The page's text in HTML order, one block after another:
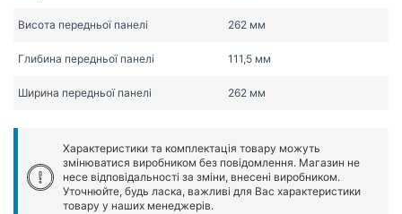
Висота передньої панелі 262 мм
Глибина передньої панелі 111,5 мм
Ширина передньої панелі 262 мм
Характеристики та комплектація товару можуть
змінюватися виробником без повідомлення. Магазин не
несе відповідальності за зміни, внесені виробником.
Уточнюйте, будь ласка, важливі для Вас характеристики
товару у наших менеджерів.